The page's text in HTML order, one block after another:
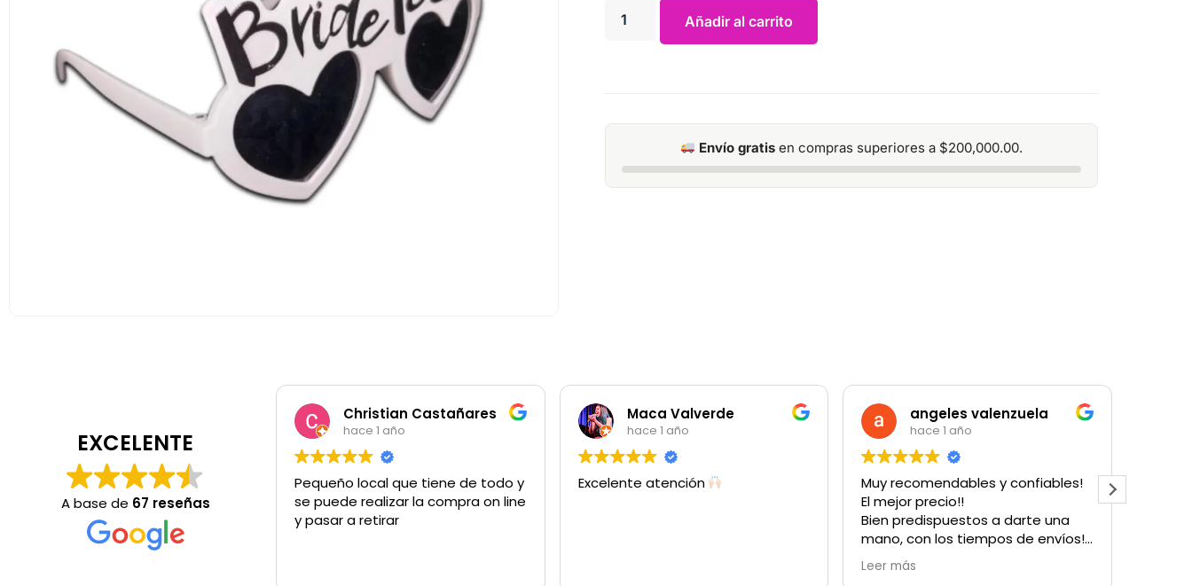
Añadir al carrito
Envío gratis en compras superiores a $200,000.00.
EXCELENTE
A base de 67 reseñas
Christian Castañares
hace 1 año
Pequeño local que tiene de todo y
se puede realizar la compra on line
y pasar a retirar
Maca Valverde
hace 1 año
Excelente atención
angeles valenzuela
hace 1 año
Muy recomendables y confiables!
El mejor precio!!
Bien predispuestos a darte una
mano, con los tiempos de envíos!
Obvio que vuelvo a comprarles!
Gracias!
Leer más